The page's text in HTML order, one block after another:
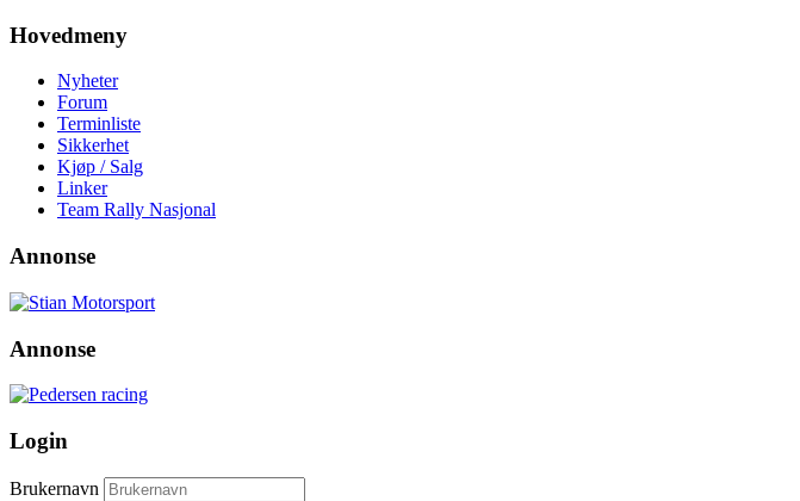
Hovedmeny
Nyheter
Forum
Terminliste
Sikkerhet
Kjøp / Salg
Linker
Team Rally Nasjonal
Annonse
Annonse
Login
Brukernavn